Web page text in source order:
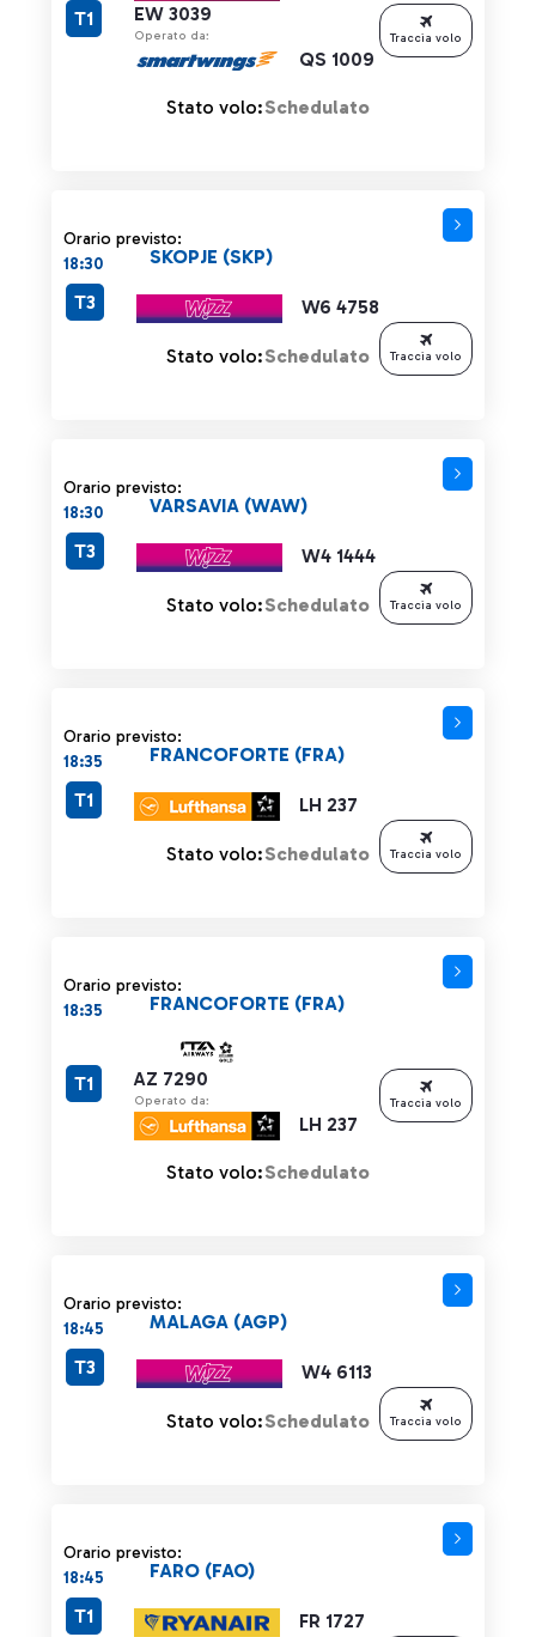
EW 3039
Operato da:
QS 1009
T1
Stato volo:Schedulato
Traccia volo
Orario previsto:
18:30
W6 4758
SKOPJE (SKP)
T3
Stato volo:Schedulato Traccia volo
Orario previsto:
18:30
W4 1444
VARSAVIA (WAW)
T3
Stato volo:Schedulato Traccia volo
Orario previsto:
18:35
LH 237
FRANCOFORTE (FRA)
T1
Stato volo:Schedulato Traccia volo
Orario previsto:
18:35
AZ 7290
Operato da:
LH 237
FRANCOFORTE (FRA)
T1
Stato volo:Schedulato
Traccia volo
Orario previsto:
18:45
W4 6113
MALAGA (AGP)
T3
Stato volo:Schedulato Traccia volo
Orario previsto:
18:45
FR 1727
FARO (FAO)
T1